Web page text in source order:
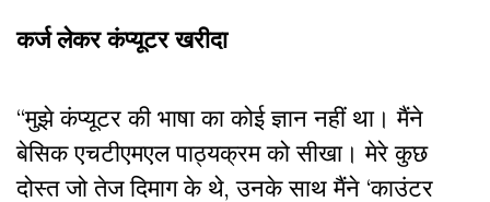
कर्ज लेकर कंप्यूटर खरीदा
“मुझे कंप्यूटर की भाषा का कोई ज्ञान नहीं था। मैंने
बेसिक एचटीएमएल पाठ्यक्रम को सीखा। मेरे कुछ
दोस्त जो तेज दिमाग के थे, उनके साथ मैंने ‘काउंटर